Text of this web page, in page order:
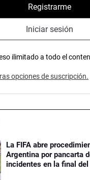
Registrarme
Iniciar sesión
ilimitado a todo el
opciones de suscripción.
La FIFA abre
Argentina por pancarta
incidentes en la final del